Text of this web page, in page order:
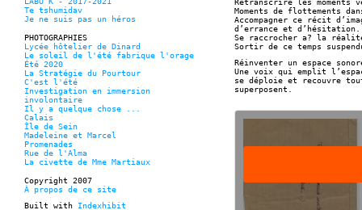
Te tshumidav
Je ne suis pas un héros
PHOTOGRAPHIES
Lycée hôtelier de Dinard
Le soleil de l'été fabrique l'orage
Été 2020
La Stratégie du Pourtour
C'est l'été
Investigation en immersion
involontaire
Il y a quelque chose ...
Calais
Île de Sein
Madeleine et Marcel
Promenades
Rue de l'Alma
La civette de Mme Martiaux
Copyright 2007
À propos de ce site
Built with Indexhibit
Retranscrire les moments
Moments de flottements
Accompagner ce récit
d’errance et d’hésitation.
Se raccrocher a? la
Sortir de ce temps
Réinventer un espace
Une voix qui emplit
se déploie et recouvre
superposent.